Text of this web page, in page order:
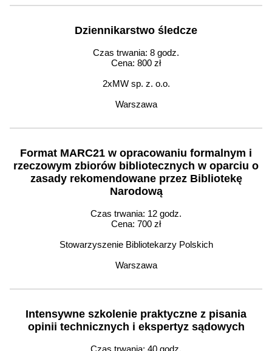
Dziennikarstwo śledcze
Czas trwania: 8 godz.
Cena: 800 zł
2xMW sp. z. o.o.
Warszawa
Format MARC21 w opracowaniu formalnym i
rzeczowym zbiorów bibliotecznych w oparciu o
zasady rekomendowane przez Bibliotekę
Narodową
Czas trwania: 12 godz.
Cena: 700 zł
Stowarzyszenie Bibliotekarzy Polskich
Warszawa
Intensywne szkolenie praktyczne z pisania
opinii technicznych i ekspertyz sądowych